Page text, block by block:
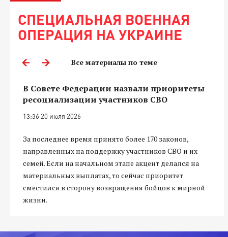
СПЕЦИАЛЬНАЯ ВОЕННАЯ
ОПЕРАЦИЯ НА УКРАИНЕ
Все материалы по теме
В Совете Федерации назвали приоритеты
ресоциализации участников СВО
13:36 20 июля 2026
За последнее время принято более 170 законов,
направленных на поддержку участников СВО и их
семей. Если на начальном этапе акцент делался на
материальных выплатах, то сейчас приоритет
сместился в сторону возвращения бойцов к мирной
жизни.